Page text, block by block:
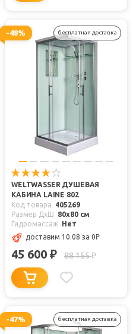
-48% бесплатная доставка
WELTWASSER ДУШЕВАЯ
КАБИНА LAINE 802
Код товара
405269
Размер ДхШ
80x80 см
Гидромассаж
Нет
доставим 10.08 за 0₽
45 600 ₽ 88 155₽
-47% бесплатная доставка